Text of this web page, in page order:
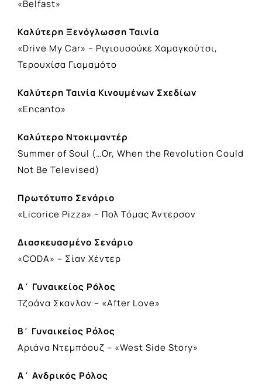
«Belfast»
Καλύτερη Ξενόγλωσση Ταινία
«Drive My Car» – Ριγιουσούκε Χαμαγκούτσι,
Τερουχίσα Γιαμαμότο
Καλύτερη Ταινία Κινουμένων Σχεδίων
«Encanto»
Καλύτερο Ντοκιμαντέρ
Summer of Soul (…Or, When the Revolution Could
Not Be Televised)
Πρωτότυπο Σενάριο
«Licorice Pizza» – Πολ Τόμας Άντερσον
Διασκευασμένο Σενάριο
«CODA» – Σίαν Χέντερ
Α΄ Γυναικείος Ρόλος
Τζοάνα Σκανλαν – «After Love»
Β΄ Γυναικείος Ρόλος
Αριάνα Ντεμπόουζ – «West Side Story»
Α΄ Ανδρικός Ρόλος